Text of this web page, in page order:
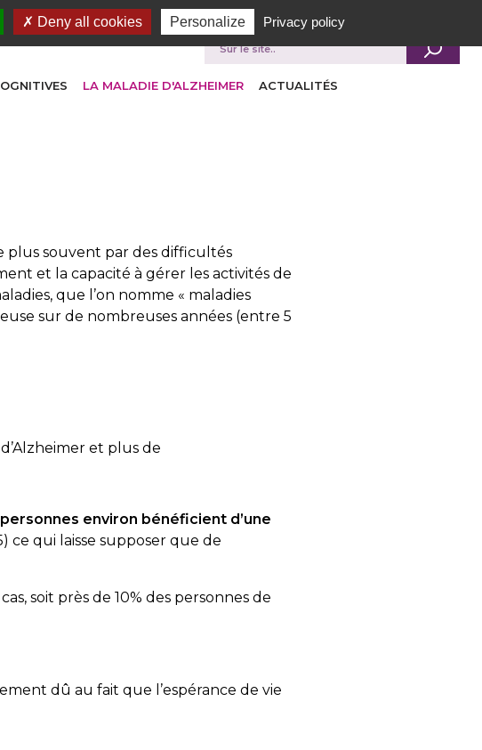
LA MALADIE D'ALZHEIMER ACTUALITÉS
Je recherche
plus souvent par des difficultés
et la capacité à gérer les activités de
que l’on nomme « maladies
sur de nombreuses années (entre 5
et plus de
environ bénéficient d’une
ce qui laisse supposer que de
cas, soit près de 10% des personnes de
dû au fait que l’espérance de vie
Deny all cookies Personalize Privacy policy